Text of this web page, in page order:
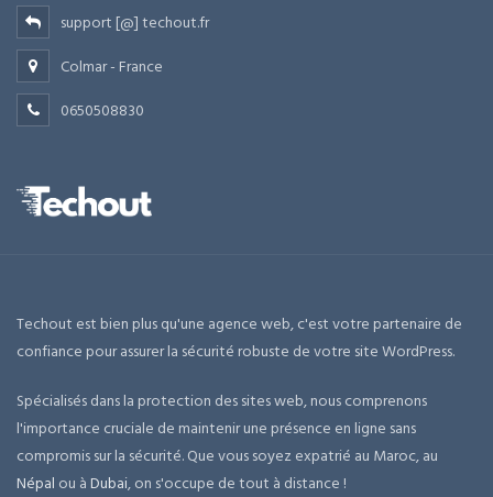
support [@] techout.fr
Colmar - France
0650508830
Techout est bien plus qu'une agence web, c'est votre partenaire de
confiance pour assurer la sécurité robuste de votre site WordPress.
Spécialisés dans la protection des sites web, nous comprenons
l'importance cruciale de maintenir une présence en ligne sans
compromis sur la sécurité. Que vous soyez expatrié au Maroc, au
Népal ou àDubai, on s'occupe de tout à distance !